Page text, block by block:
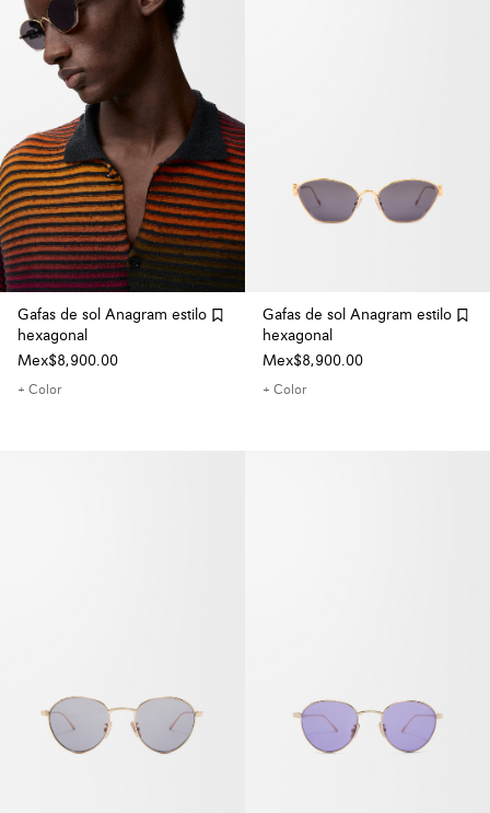
Gafas de sol Anagram estilo
hexagonal
Mex$8,900.00
+ Color
Gafas de sol Anagram estilo
hexagonal
Mex$8,900.00
+ Color